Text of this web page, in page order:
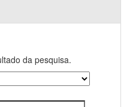
da pesquisa.